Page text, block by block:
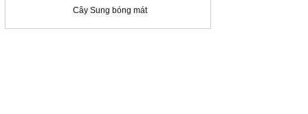
Cây Sung bóng mát